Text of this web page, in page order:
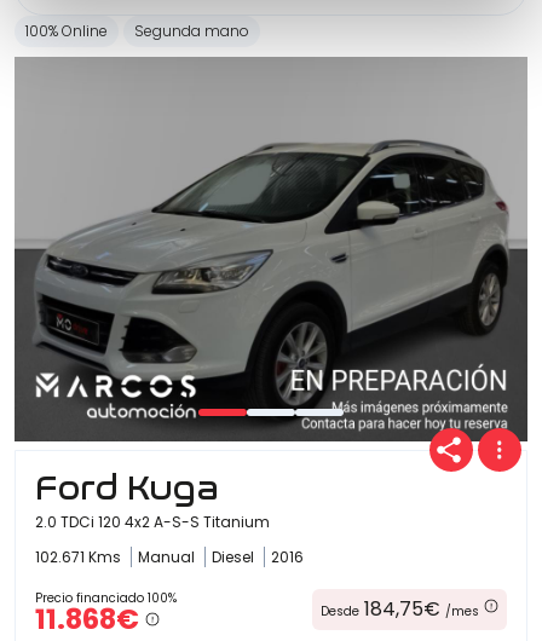
100% Online Segunda mano
Ford Kuga
2.0 TDCi 120 4x2 A-S-S Titanium
102.671 Kms
Manual Diesel 2016
Precio financiado 100%
11.868€ Desde 184,75€ /mes